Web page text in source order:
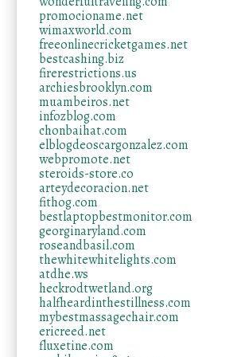
promocioname.net
wimaxworld.com
freeonlinecricketgames.net
bestcashing.biz
firerestrictions.us
archiesbrooklyn.com
muambeiros.net
infozblog.com
chonbaihat.com
elblogdeoscargonzalez.com
webpromote.net
steroids-store.co
arteydecoracion.net
fithog.com
bestlaptopbestmonitor.com
georginaryland.com
roseandbasil.com
thewhitewhitelights.com
atdhe.ws
heckrodtwetland.org
halfheardinthestillness.com
mybestmassagechair.com
ericreed.net
fluxetine.com